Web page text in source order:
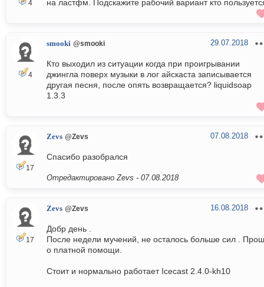
4 на ластфм. Подскажите рабочий вариант кто
4
smooki @smooki 29.07.2018
Кто выходил из ситуации когда при проигрывании
джингла поверх музыки в лог айскаста записывается
другая песня, после опять возвращается? liquidsoap
1.3.3
17
Zevs @Zevs 07.08.2018
Спасибо разобрался
Отредактировано Zevs - 07.08.2018
17
Zevs @Zevs 16.08.2018
Добр день .
После недели мучений, не осталось больше сил .
о платной помощи.
Стоит и нормально работает Icecast 2.4.0-kh10